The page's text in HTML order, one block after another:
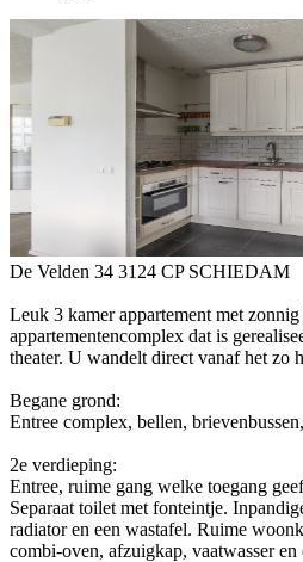
De Velden 34 3124 CP SCHIEDAM
Leuk 3 kamer appartement met
appartementencomplex dat is
theater. U wandelt direct vanaf het zo
Begane grond:
Entree complex, bellen,
2e verdieping:
Entree, ruime gang welke toegang
Separaat toilet met fonteintje.
radiator en een wastafel. Ruime
combi-oven, afzuigkap, vaatwasser